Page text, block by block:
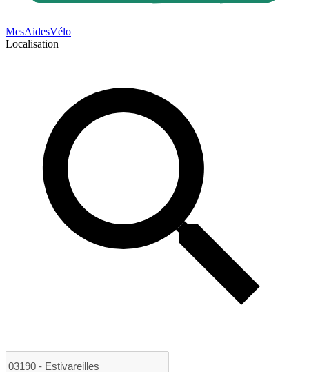
MesAidesVélo
Localisation